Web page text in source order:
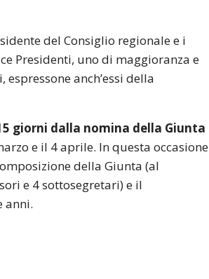
del Consiglio regionale e i
Presidenti, uno di maggioranza e
anch’essi della
giorni dalla nomina della Giunta
e il 4 aprile. In questa occasione
della Giunta (al
e 4 sottosegretari) e il
anni.